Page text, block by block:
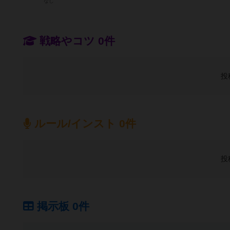
戦略やコツ 0件
投
ルール/インスト 0件
投
掲示板 0件